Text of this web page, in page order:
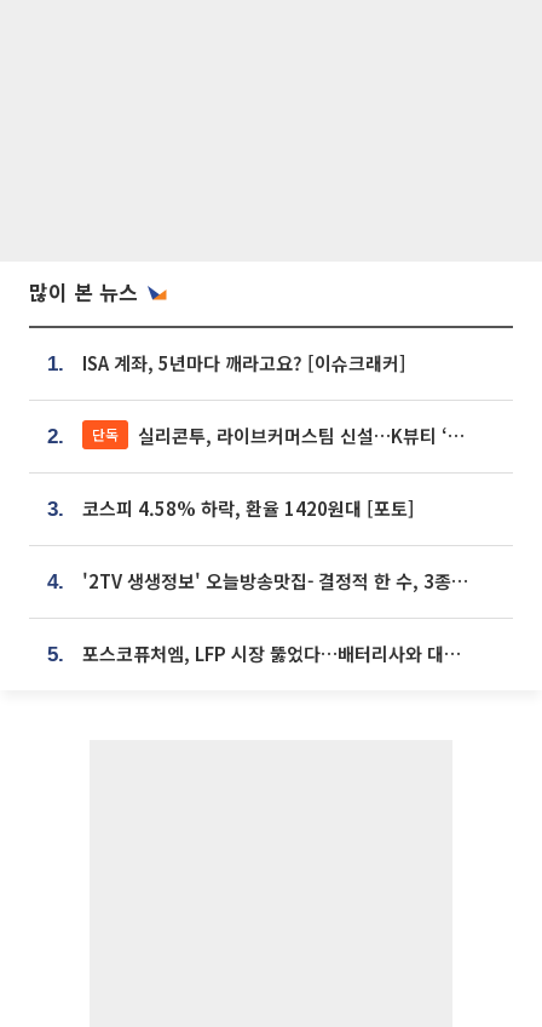
많이 본 뉴스
1. ISA 계좌, 5년마다 깨라고요? [이슈크래커]
2. 단독 실리콘투, 라이브커머스팀 신설…K뷰티 ‘글로벌 판매망’ 확대[K뷰티 라방戰]
3. 코스피 4.58% 하락, 환율 1420원대 [포토]
4. '2TV 생생정보' 오늘방송맛집- 결정적 한 수, 3종 메밀면! 메밀 소바 맛집 '의○○○○'
5. 포스코퓨처엠, LFP 시장 뚫었다…배터리사와 대규모 장기 공급 합의